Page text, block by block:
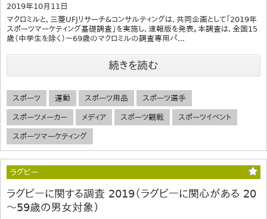
2019年10月11日
マクロミルと、三菱UFJリサーチ&コンサルティングは、共同企画として「2019年
スポーツマーケティング基礎調査」を実施し、速報版を発表。本調査は、全国15
歳（中学生を除く）～69歳のマクロミルの調査専用パ...
続きを読む
スポーツ 運動 スポーツ用品 スポーツ選手
スポーツメーカー メディア スポーツ観戦 スポーツイベント
スポーツマーケティング
ラグビー
ラグビーに関する調査 2019（ラグビーに関心がある 20
～59歳の男女対象）